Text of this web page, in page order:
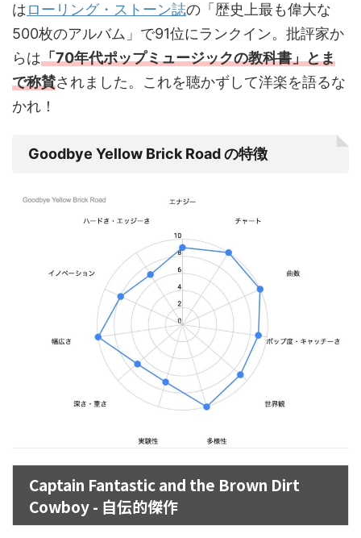
はローリング・ストーン誌の「歴史上最も偉大な
500枚のアルバム」で91位にランクイン。批評家か
らは「70年代ポップミュージックの教科書」とま
で称賛されました。これを聴かずして洋楽を語るな
かれ！
Goodbye Yellow Brick Road の特徴
Captain Fantastic and the Brown Dirt
Cowboy - 自伝的傑作